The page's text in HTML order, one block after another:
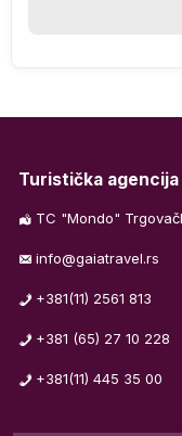
Turistička agencija
TC "Mondo"
info@gaiatravel.rs
+381(11) 2561 813
+381 (65) 27 10 228
+381(11) 445 35 00